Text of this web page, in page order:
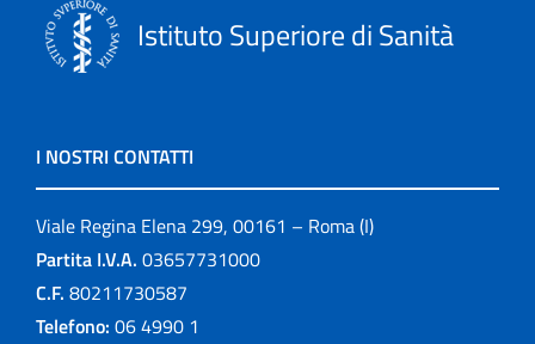
Istituto Superiore di Sanità
I NOSTRI CONTATTI
Viale Regina Elena 299, 00161 – Roma (I)
Partita I.V.A. 03657731000
C.F. 80211730587
Telefono: 06 4990 1